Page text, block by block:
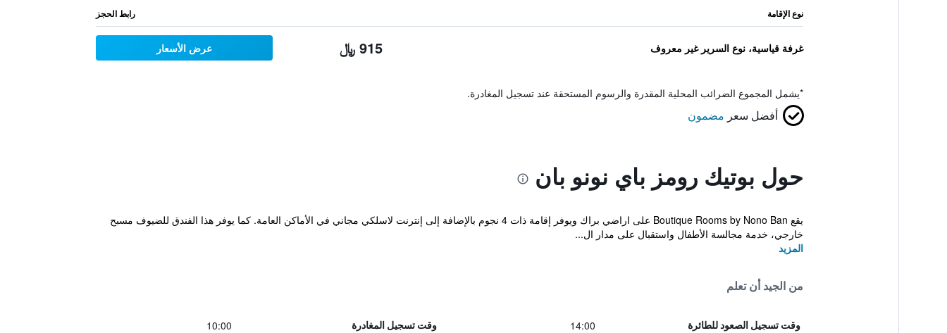
نوع الإقامة رابط الحجز
غرفة قياسية، نوع السرير غير معروف 915 ﷼ عرض الأسعار
*يشمل المجموع الضرائب المحلية المقدرة والرسوم المستحقة عند تسجيل المغادرة.
أفضل سعر مضمون
حول بوتيك رومز باي نونو بان
يقع Boutique Rooms by Nono Ban على اراضي براك ويوفر إقامة ذات 4 نجوم بالإضافة إلى إنترنت لاسلكي مجاني في الأماكن العامة. كما يوفر هذا الفندق للضيوف مسبح
خارجي، خدمة مجالسة الأطفال واستقبال على مدار ال...
المزيد
من الجيد أن تعلم
وقت تسجيل الصعود للطائرة 14:00 وقت تسجيل المغادرة 10:00